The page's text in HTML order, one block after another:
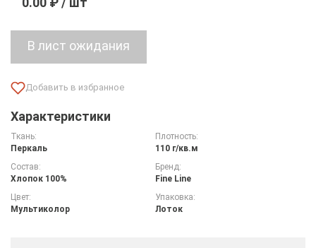
Характеристики
Ткань:
Перкаль
Плотность:
110 г/кв.м
Состав:
Хлопок 100%
Бренд:
Fine Line
Цвет:
Мультиколор
Упаковка:
Лоток